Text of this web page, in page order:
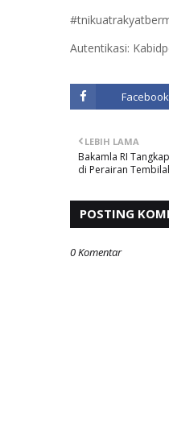
Autentikasi:
Facebook
LEBIH LAMA
Bakamla RI
di Perairan
POSTING
0 Komentar